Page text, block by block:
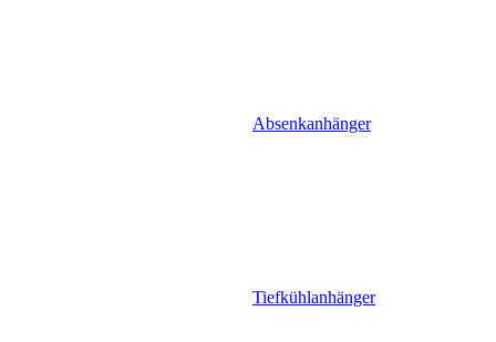
Absenkanhänger
Tiefkühlanhänger